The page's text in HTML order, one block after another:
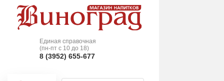
Единая справочная
(пн-пт с 10 до 18)
8 (3952) 655-677